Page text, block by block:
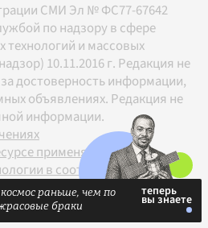
СМИ Эл № ФС77-67642
по надзору в сфере
и массовых
10.11.2016 г. Редакция не
достоверность информации,
объявлениях. Редакция не
информации.
применяются
в соответствии с
18+
раньше, чем по
браки